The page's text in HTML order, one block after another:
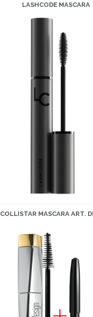
LASHCODEMASCARA
COLLISTAR MASCARA ART.